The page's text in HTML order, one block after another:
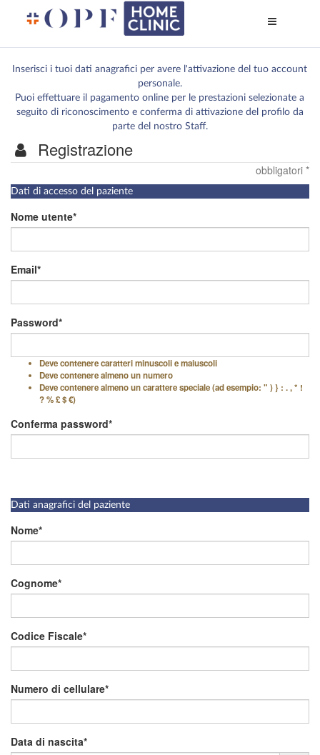
di
Inserisci i tuoi dati anagrafici per avere l'attivazione del tuo account
personale.
Puoi effettuare il pagamento online per le prestazioni selezionate a
seguito di riconoscimento e conferma di attivazione del profilo da
parte del nostro Staff.
Registrazione
obbligatori *
I
campi
contrassegnati
da
sono
obbligatori
Dati di accesso del paziente
Nome utente
Email
Password
Deve contenere caratteri minuscoli e maiuscoli
Deve contenere almeno un numero
Deve contenere almeno un carattere speciale (ad esempio: " ) } : . , * !
? % £ $ €)
Conferma password
Dati anagrafici del paziente
Nome
Cognome
Codice Fiscale
Numero di cellulare
Data di nascita